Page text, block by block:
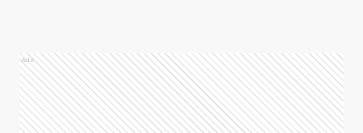
Ads